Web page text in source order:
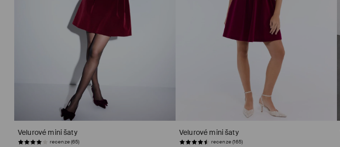
Velurové mini šaty
recenze (65)
Velurové mini šaty
recenze (165)